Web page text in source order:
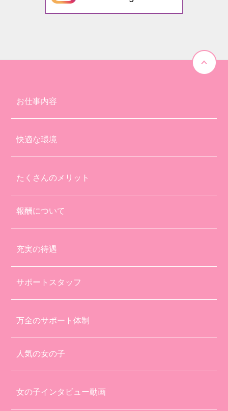
お仕事内容
快適な環境
たくさんのメリット
報酬について
充実の待遇
サポートスタッフ
万全のサポート体制
人気の女の子
女の子インタビュー動画